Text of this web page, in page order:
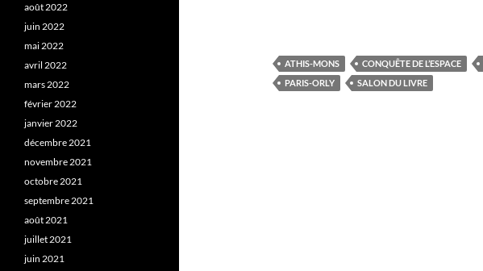
ATHIS-MONS CONQUÊTE DE L’ESPACE
PARIS-ORLY
SALON DU LIVRE
août 2022
juin 2022
mai 2022
avril 2022
mars 2022
février 2022
janvier 2022
décembre 2021
novembre 2021
octobre 2021
septembre 2021
août 2021
juillet 2021
juin 2021